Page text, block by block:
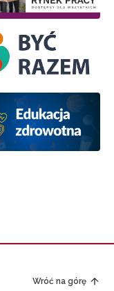
Wróć na górę